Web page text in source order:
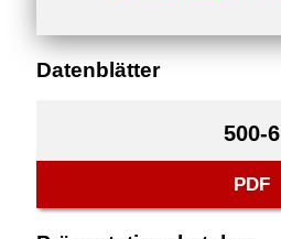
Datenblätter
500-6
PDF